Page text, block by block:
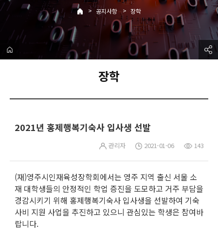
> 공지사항 > 장학
장학
2021년 홍제행복기숙사 입사생 선발
관리자 2021-01-06 143
(재)영주시인재육성장학회에서는 영주 지역 출신 서울 소
재 대학생들의 안정적인 학업 증진을 도모하고 거주 부담을
경감시키기 위해 홍제행복기숙사 입사생을 선발하여 기숙
사비 지원 사업을 추진하고 있으니 관심있는 학생은 참여바
랍니다.